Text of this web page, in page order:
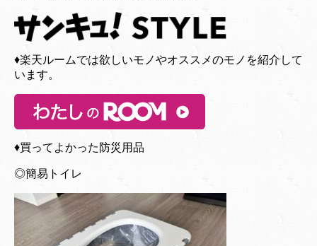
♦︎楽天ルームでは欲しいモノやオススメのモノを紹介して
います。
♦︎買ってよかった防災用品
◎簡易トイレ